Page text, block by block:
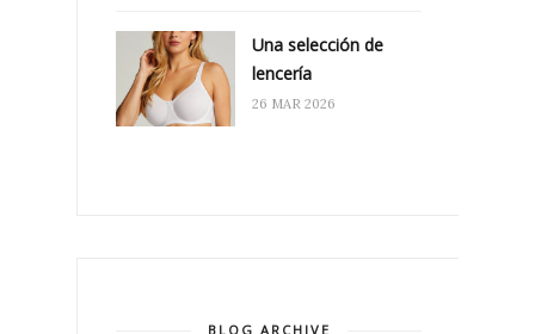
Una selección de
lencería
26 MAR 2026
BLOG ARCHIVE